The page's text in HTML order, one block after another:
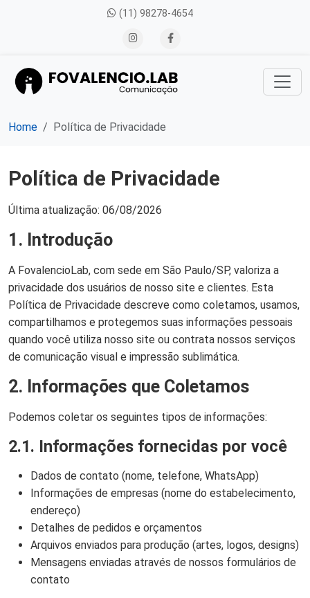
(11) 98278-4654
Home Política de Privacidade
Política de Privacidade
Última atualização: 06/08/2026
1. Introdução
A FovalencioLab, com sede em São Paulo/SP, valoriza a
privacidade dos usuários de nosso site e clientes. Esta
Política de Privacidade descreve como coletamos, usamos,
compartilhamos e protegemos suas informações pessoais
quando você utiliza nosso site ou contrata nossos serviços
de comunicação visual e impressão sublimática.
2. Informações que Coletamos
Podemos coletar os seguintes tipos de informações:
2.1. Informações fornecidas por você
Dados de contato (nome, telefone, WhatsApp)
Informações de empresas (nome do estabelecimento,
endereço)
Detalhes de pedidos e orçamentos
Arquivos enviados para produção (artes, logos, designs)
Mensagens enviadas através de nossos formulários de
contato